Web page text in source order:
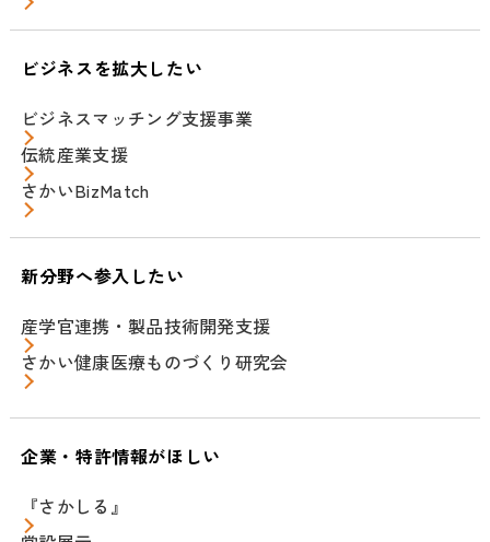
ビジネスを拡大したい
ビジネスマッチング支援事業
伝統産業支援
さかいBizMatch
新分野へ参入したい
産学官連携・製品技術開発支援
さかい健康医療ものづくり研究会
企業・特許情報がほしい
『さかしる』